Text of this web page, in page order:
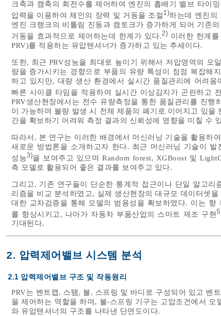
크축과 캠축의 회전수를 제어하여 엔진의 흡배기 밸브 타이
압력을 이용하여 체인의 장력 및 거동을 조절 1)하는데 엔진의
엔진 크랭크의 비틀림 진동과 캠토크가 증가하게 되어 기존
거동을 효과적으로 제어하는데 한계가 있다.2) 이러한 한계
PRV)를 적용하는 유압텐셔너가 증가하고 있는 추세이다.
또한, 최근 PRV성능을 최대로 높이기 위해서 저압영역의 오
량을 증가시키는 경향으로 부품의 유량 특성이 점점 복잡해
하고 있지만, 대량 생산 환경에서 실시간 품질관리에 어려
빠른 사이클 타임을 적용하여 실시간 이상감지가 곤란하고
PRV생산현장에서는 전수 유량측정을 통한 품질관리를 진
이 가능하며 불량 발생 시 전체 제품의 폐기로 이어지고 있
간을 확보하기 어려워 측정 결과의 신뢰성에 영향을 미칠 수
따라서, 본 연구는 이러한 배경에서 머신러닝 기술을 활용하
새로운 방법론을 소개하고자 한다. 최근 머신러닝 기술이
성능3)을 보여주고 있으며 Random forest, XGBoost 및
측 모델로 활용되어 좋은 결과를 보여주고 있다.
그리고, 기존 연구들이 단순한 통계적 접근이나 단일 알고
리즘을 비교 분석하였고, 실제 생산현장의 대규모 데이터셋
대한 교차검증을 통해 모델의 범용성을 확보하였다. 이는
를 향상시키고, 나아가 자동차 부품산업의 스마트 제조 구현
기대된다.
2. 압력제어밸브 시스템 분석
2.1 압력제어밸브 구조 및 작동원리
PRV는 벤트캡, 스탬, 볼, 스프링 및 바디로 구성되어 있고 벤
을 제어하는 역할을 하며, 볼-스프링 기구는 고압조건에서
와 유압텐셔너의 구조를 나타낸 단면도이다.